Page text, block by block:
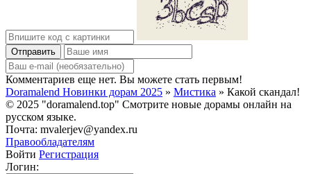
Отправить
Комментариев еще нет. Вы можете стать первым!
Doramalend Новинки дорам 2025 » Мистика » Какой скандал!
© 2025 "doramalend.top" Смотрите новые дорамы онлайн на
русском языке.
Почта: mvalerjev@yandex.ru
Правообладателям
Войти Регистрация
Логин: